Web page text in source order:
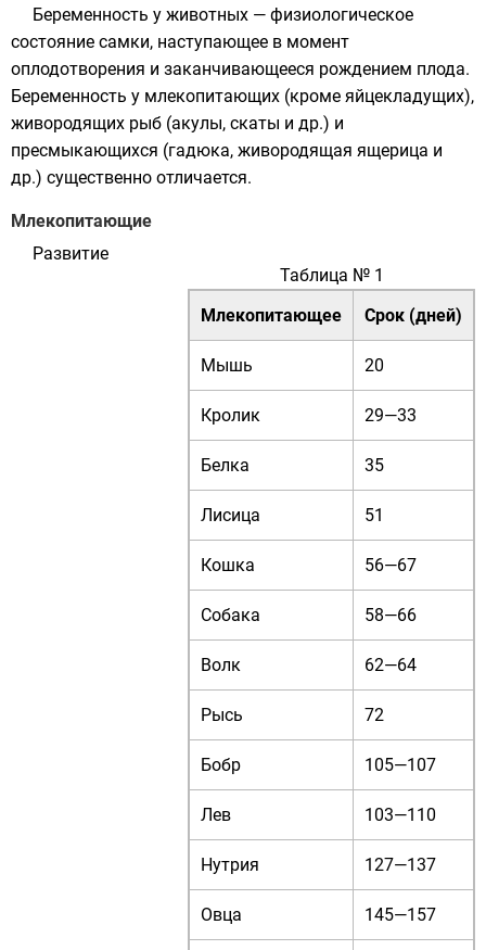
Беременность у животных — физиологическое
состояние самки, наступающее в момент
оплодотворения и заканчивающееся рождением плода.
Беременность у млекопитающих (кроме яйцекладущих),
живородящих рыб (акулы, скаты и др.) и
пресмыкающихся (гадюка, живородящая ящерица и
др.) существенно отличается.
Млекопитающие
Таблица № 1
Млекопитающее
Срок (дней)
Мышь 20
Кролик 29—33
Белка 35
Лисица 51
Кошка 56—67
Собака 58—66
Волк 62—64
Рысь 72
Бобр 105—107
Лев 103—110
Нутрия 127—137
Овца 145—157
Развитие